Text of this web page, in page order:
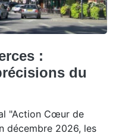
:
du
"Action Cœur de
décembre 2026, les